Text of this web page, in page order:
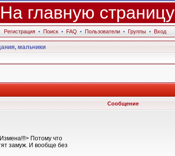
На главную страницу
Регистрация • Поиск • FAQ • Пользователи • Группы • Вход
мальчики
Сообщение
Потому что
замуж. И вообще без